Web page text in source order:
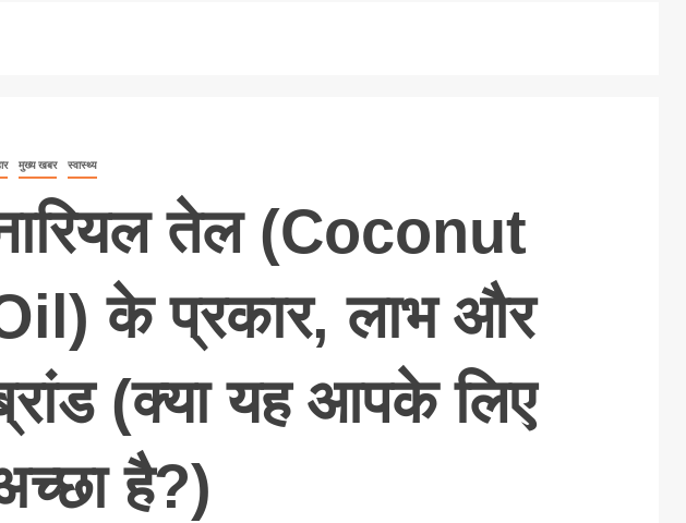
मुख्य खबर स्वास्थ्य
तेल (Coconut
के प्रकार, लाभ और
(क्या यह आपके लिए
है?)